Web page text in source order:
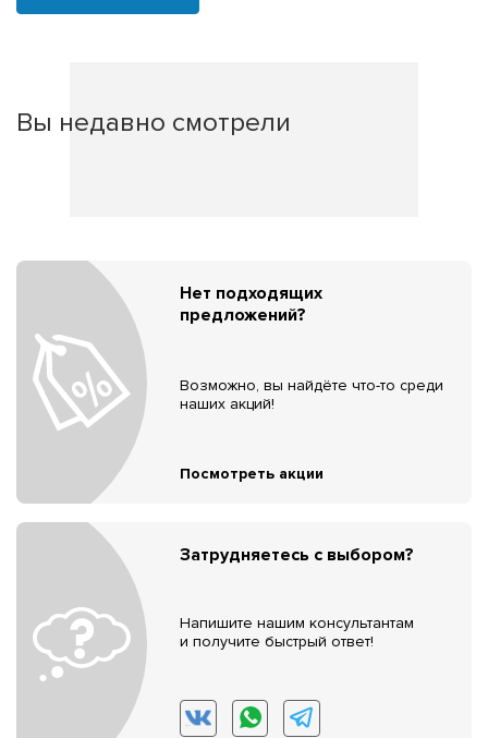
Вы недавно смотрели
Нет подходящих
предложений?
Возможно, вы найдёте что-то среди
наших акций!
Посмотреть акции
Затрудняетесь с выбором?
Напишите нашим консультантам
и получите быстрый ответ!